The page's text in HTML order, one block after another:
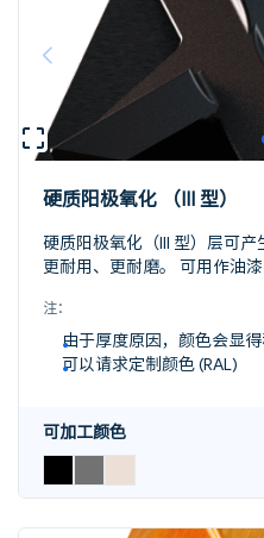
硬质阳极氧化 （III 型）
硬质阳极氧化（III 型）层可
更耐用、更耐磨。 可用作油
注：
由于厚度原因，颜色会显
可以请求定制颜色 (RAL)
可加工颜色